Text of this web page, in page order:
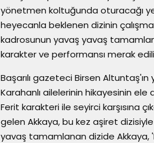
yönetmen koltuğunda oturacağı
heyecanla beklenen dizinin
kadrosunun yavaş yavaş
karakter ve performansı merak
Başarılı gazeteci Birsen
Karahanlı ailelerinin hikayesinin ele
Ferit karakteri ile seyirci karşısına
gelen Akkaya, bu kez aşiret
yavaş tamamlanan dizide Akkaya,